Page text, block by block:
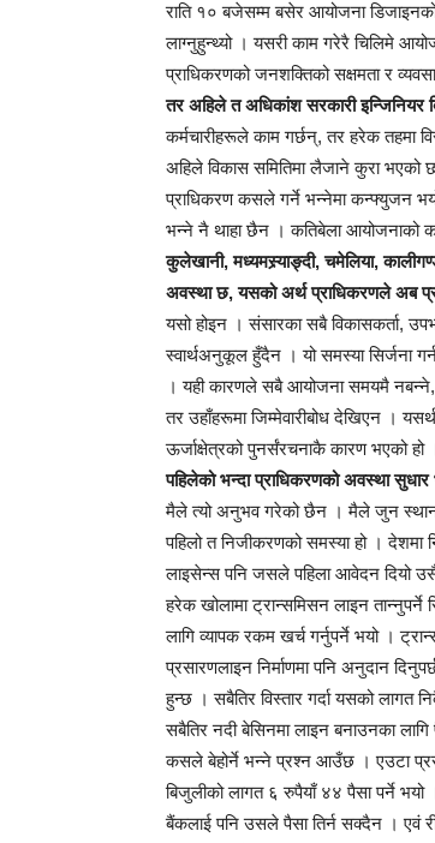
राति १० बजेसम्म बसेर आयोजना
लाग्नुहुन्थ्यो । यसरी काम गरेरै चिलिमे
प्राधिकरणको जनशक्तिको सक्षमता र
तर अहिले त अधिकांश सरकारी
कर्मचारीहरूले काम गर्छन्, तर हरेक तहमा
अहिले विकास समितिमा लैजाने कुरा भएको
प्राधिकरण कसले गर्ने भन्नेमा कन्फ्युजन
भन्ने नै थाहा छैन । कतिबेला आयोजनाको
कुलेखानी, मध्यमस्र्याङ्दी, चमेलिया,
अवस्था छ, यसको अर्थ प्राधिकरणले अब
यसो होइन । संसारका सबै विकासकर्ता,
स्वार्थअनुकूल हुँदैन । यो समस्या सिर्जना
। यही कारणले सबै आयोजना समयमै नबन्ने,
तर उहाँहरूमा जिम्मेवारीबोध देखिएन ।
ऊर्जाक्षेत्रको पुनर्संरचनाकै कारण भएको हो
पहिलेको भन्दा प्राधिकरणको अवस्था
मैले त्यो अनुभव गरेको छैन । मैले जुन
पहिलो त निजीकरणको समस्या हो । देशमा
लाइसेन्स पनि जसले पहिला आवेदन दियो
हरेक खोलामा ट्रान्समिसन लाइन
लागि व्यापक रकम खर्च गर्नुपर्ने भयो ।
प्रसारणलाइन निर्माणमा पनि अनुदान
हुन्छ । सबैतिर विस्तार गर्दा यसको लागत
सबैतिर नदी बेसिनमा लाइन बनाउनका लागि
कसले बेहोर्ने भन्ने प्रश्न आउँछ । एउटा
बिजुलीको लागत ६ रुपैयाँ ४४ पैसा पर्ने
बैंकलाई पनि उसले पैसा तिर्न सक्दैन । एवं